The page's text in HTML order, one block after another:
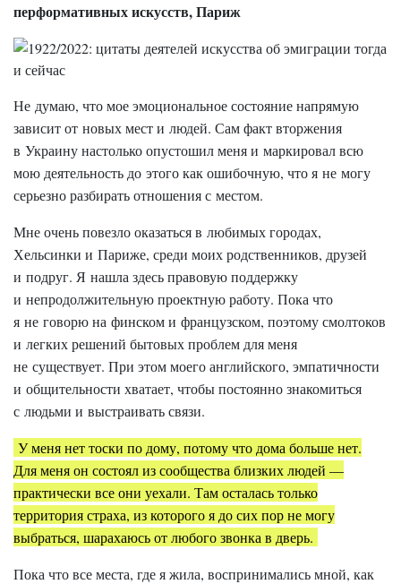
перформативных искусств, Париж
Не думаю, что мое эмоциональное состояние напрямую
зависит от новых мест и людей. Сам факт вторжения
в Украину настолько опустошил меня и маркировал всю
мою деятельность до этого как ошибочную, что я не могу
серьезно разбирать отношения с местом.
Мне очень повезло оказаться в любимых городах,
Хельсинки и Париже, среди моих родственников, друзей
и подруг. Я нашла здесь правовую поддержку
и непродолжительную проектную работу. Пока что
я не говорю на финском и французском, поэтому смолтоков
и легких решений бытовых проблем для меня
не существует. При этом моего английского, эмпатичности
и общительности хватает, чтобы постоянно знакомиться
с людьми и выстраивать связи.
У меня нет тоски по дому, потому что дома больше нет.
Для меня он состоял из сообщества близких людей —
практически все они уехали. Там осталась только
территория страха, из которого я до сих пор не могу
выбраться, шарахаюсь от любого звонка в дверь.
Пока что все места, где я жила, воспринимались мной, как